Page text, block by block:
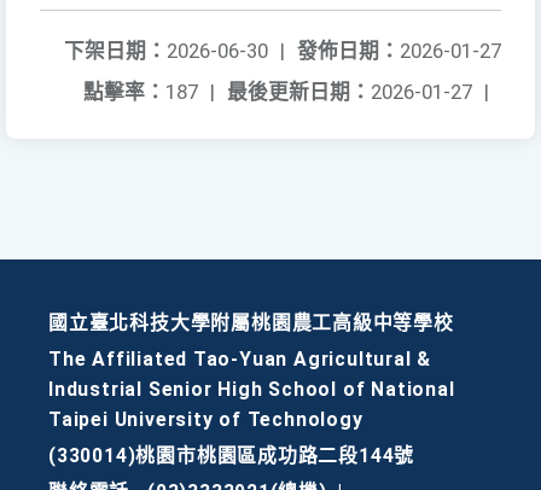
發佈日期： 2026-01-27
下架日期： 2026-06-30 |
最後更新日期： 2026-01-27 |
點擊率： 187 |
國立臺北科技大學附屬桃園農工高級中等學校
The Affiliated Tao-Yuan Agricultural &
Industrial Senior High School of National
Taipei University of Technology
(330014)桃園市桃園區成功路二段144號